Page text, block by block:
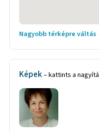
Nagyobb térképre váltás
Képek– kattints a